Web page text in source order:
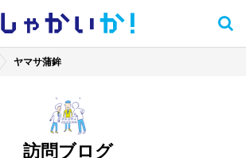
しゃかい か！
ヤマサ蒲鉾
訪問ブログ